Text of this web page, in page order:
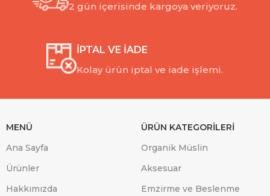
2 gün içerisinde kargoya veriyoruz.
İPTAL VE İADE
Kolay ürün iptal ve iade işlemi.
MENÜ
Ana Sayfa
Ürünler
Hakkımızda
ÜRÜN KATEGORİLERİ
Organik Müslin
Aksesuar
Emzirme ve Beslenme